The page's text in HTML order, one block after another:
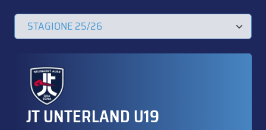
JT UNTERLAND U19